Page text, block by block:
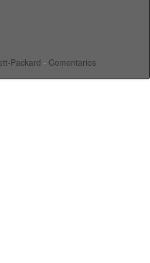
Packard - Comentarios